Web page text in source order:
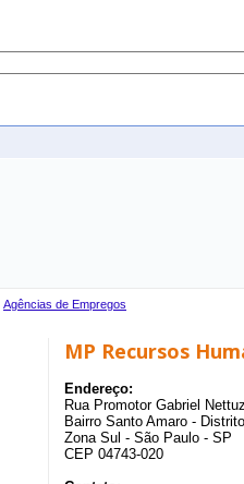
Agências de Empregos
MP Recursos
Endereço:
Rua Promotor Gabriel
Bairro Santo Amaro -
Zona Sul - São Paulo - SP
CEP 04743-020